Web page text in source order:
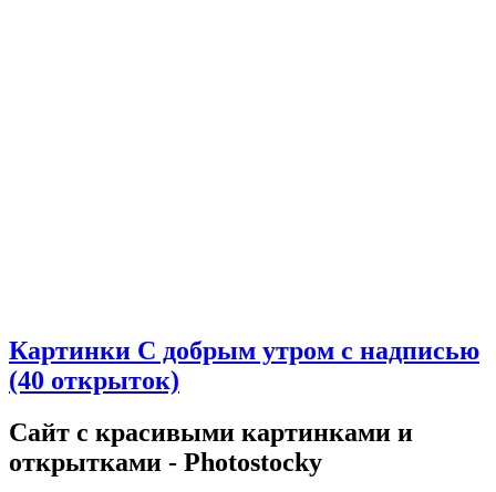
Картинки С добрым утром с надписью
(40 открыток)
Сайт с красивыми картинками и
открытками - Photostocky